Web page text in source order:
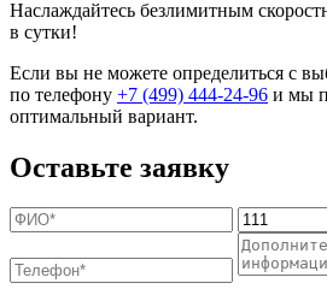
Наслаждайтесь безлимитным
в сутки!
Если вы не можете определиться с
по телефону +7 (499) 444-24-96 и мы
оптимальный вариант.
Оставьте заявку